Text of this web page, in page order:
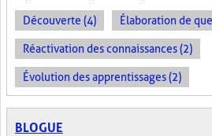
Découverte (4) Élaboration de
Réactivation des connaissances (2)
Évolution des apprentissages (2)
BLOGUE